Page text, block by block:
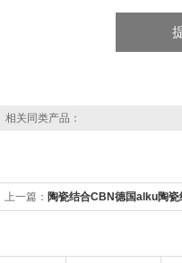
相关同类产品：
上一篇： 陶瓷结合CBN德国alku陶